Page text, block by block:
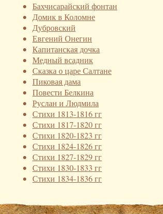
Бахчисарайский фонтан
Домик в Коломне
Дубровский
Евгений Онегин
Капитанская дочка
Медный всадник
Сказка о царе Салтане
Пиковая дама
Повести Белкина
Руслан и Людмила
Стихи 1813-1816 гг
Стихи 1817-1820 гг
Стихи 1820-1823 гг
Стихи 1824-1826 гг
Стихи 1827-1829 гг
Стихи 1830-1833 гг
Стихи 1834-1836 гг